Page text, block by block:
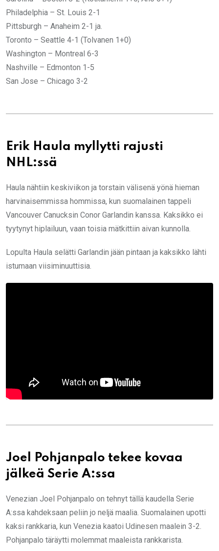
Philadelphia – St. Louis 2-1
Pittsburgh – Anaheim 2-1 ja.
Toronto – Seattle 4-1 (Tolvanen 1+0)
Washington – Montreal 6-3
Nashville – Edmonton 1-5
San Jose – Chicago 3-2
Erik Haula myllytti rajusti
NHL:ssä
Haula nähtiin keskiviikon ja torstain välisenä yönä hieman
harvinaisemmissa hommissa, kun suomalainen tappeli
Vancouver Canucksin Conor Garlandin kanssa. Kaksikko ei
tyytynyt hiplailuun, vaan toisia mätkittiin aivan kunnolla.
Lopulta Haula selätti Garlandin jään pintaan ja kaksikko lähti
istumaan viisiminuuttisia.
Joel Pohjanpalo tekee kovaa
jälkeä Serie A:ssa
Venezian Joel Pohjanpalo on tehnyt tällä kaudella Serie
A:ssa kahdeksaan peliin jo neljä maalia. Suomalainen upotti
kaksi rankkaria, kun Venezia kaatoi Udinesen maalein 3-2.
Pohjanpalo täräytti molemmat maaleista rankkarista.